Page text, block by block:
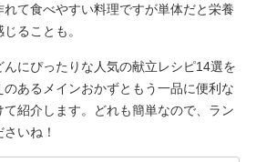
れて食べやすい料理ですが単体だと栄養
ることも。
にぴったりな人気の献立レシピ14選を
あるメインおかずともう一品に便利な
紹介します。どれも簡単なので、ラン
いね！